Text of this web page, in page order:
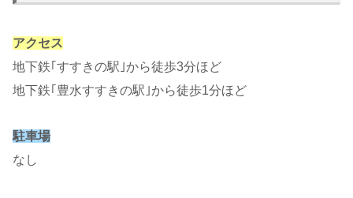
アクセス
地下鉄｢すすきの駅｣から徒歩3分ほど
地下鉄｢豊水すすきの駅｣から徒歩1分ほど
駐車場
なし